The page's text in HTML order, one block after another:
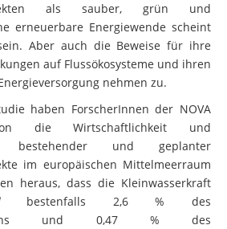
als sauber, grün und
erneuerbare Energiewende scheint
Aber auch die Beweise für ihre
auf Flussökosysteme und ihren
nehmen zu.
haben ForscherInnen der NOVA
die Wirtschaftlichkeit und
bestehender und geplanter
im europäischen Mittelmeerraum
heraus, dass die Kleinwasserkraft
bestenfalls 2,6 % des
und 0,47 % des